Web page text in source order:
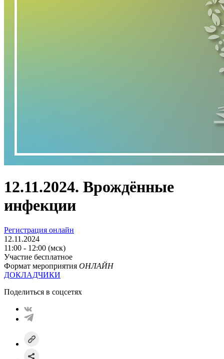
12.11.2024. Врождённые
инфекции
Регистрация онлайн
12.11.2024
11:00 - 12:00 (мск)
Участие бесплатное
Формат мероприятия ОНЛАЙН
ДОКЛАДЧИКИ
Поделиться в соцсетях